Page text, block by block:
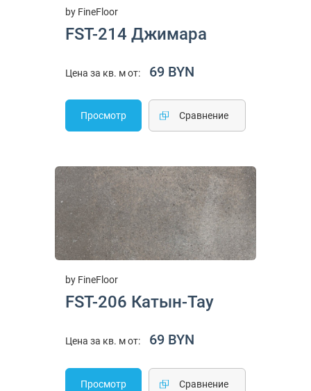
by FineFloor
FST-214 Джимара
Цена за кв. м от: 69 BYN
Просмотр Cравнение
by FineFloor
FST-206 Катын-Тау
Цена за кв. м от: 69 BYN
Просмотр Cравнение